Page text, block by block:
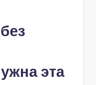
эта